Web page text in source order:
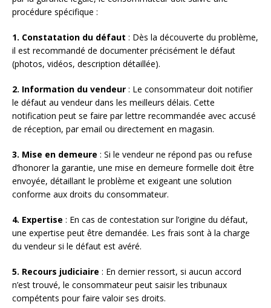
procédure spécifique :
1. Constatation du défaut : Dès la découverte du problème,
il est recommandé de documenter précisément le défaut
(photos, vidéos, description détaillée).
2. Information du vendeur : Le consommateur doit notifier
le défaut au vendeur dans les meilleurs délais. Cette
notification peut se faire par lettre recommandée avec accusé
de réception, par email ou directement en magasin.
3. Mise en demeure : Si le vendeur ne répond pas ou refuse
d’honorer la garantie, une mise en demeure formelle doit être
envoyée, détaillant le problème et exigeant une solution
conforme aux droits du consommateur.
4. Expertise : En cas de contestation sur l’origine du défaut,
une expertise peut être demandée. Les frais sont à la charge
du vendeur si le défaut est avéré.
5. Recours judiciaire : En dernier ressort, si aucun accord
n’est trouvé, le consommateur peut saisir les tribunaux
compétents pour faire valoir ses droits.